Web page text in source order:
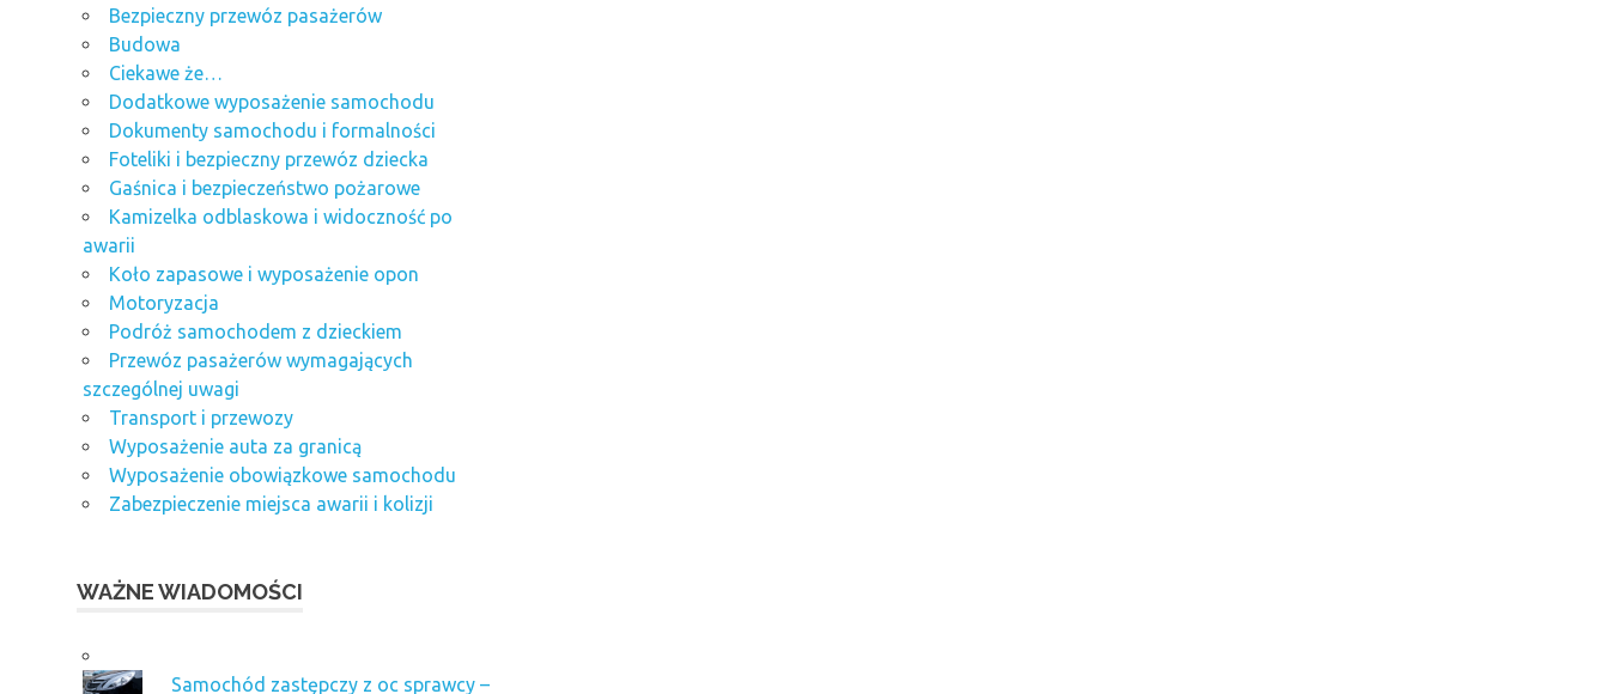
Bezpieczny przewóz pasażerów
Budowa
Ciekawe że…
Dodatkowe wyposażenie samochodu
Dokumenty samochodu i formalności
Foteliki i bezpieczny przewóz dziecka
Gaśnica i bezpieczeństwo pożarowe
Kamizelka odblaskowa i widoczność po
awarii
Koło zapasowe i wyposażenie opon
Motoryzacja
Podróż samochodem z dzieckiem
Przewóz pasażerów wymagających
szczególnej uwagi
Transport i przewozy
Wyposażenie auta za granicą
Wyposażenie obowiązkowe samochodu
Zabezpieczenie miejsca awarii i kolizji
WAŻNE WIADOMOŚCI
Samochód zastępczy z oc sprawcy –